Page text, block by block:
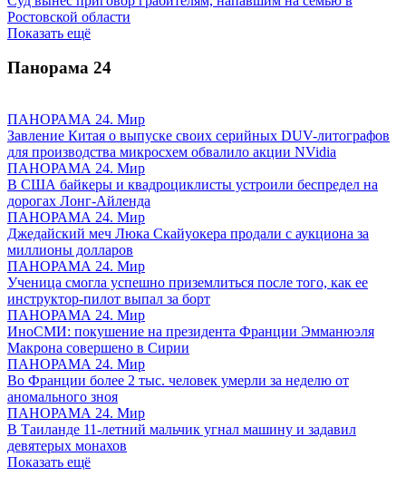
Ростовской области
Показать ещё
Панорама 24
ПАНОРАМА 24. Мир
Завление Китая о выпуске своих серийных DUV-литографов
для производства микросхем обвалило акции NVidia
ПАНОРАМА 24. Мир
В США байкеры и квадроциклисты устроили беспредел на
дорогах Лонг-Айленда
ПАНОРАМА 24. Мир
Джедайский меч Люка Скайуокера продали с аукциона за
миллионы долларов
ПАНОРАМА 24. Мир
Ученица смогла успешно приземлиться после того, как ее
инструктор-пилот выпал за борт
ПАНОРАМА 24. Мир
ИноСМИ: покушение на президента Франции Эмманюэля
Макрона совершено в Сирии
ПАНОРАМА 24. Мир
Во Франции более 2 тыс. человек умерли за неделю от
аномального зноя
ПАНОРАМА 24. Мир
В Таиланде 11-летний мальчик угнал машину и задавил
девятерых монахов
Показать ещё